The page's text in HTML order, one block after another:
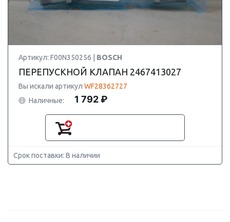
Артикул: F00N350256 | BOSCH
ПЕРЕПУСКНОЙ КЛАПАН 2467413027
Вы искали артикул WF28362727
Наличные:
1 792 ₽
Срок поставки: В наличии